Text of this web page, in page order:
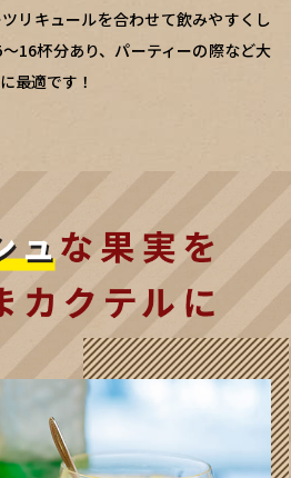
リキュールを合わせて飲みやすくし
16杯分あり、パーティーの際など大
最適です！